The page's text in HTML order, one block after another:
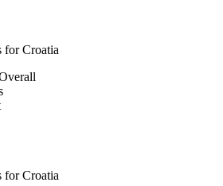
for Croatia
for Croatia